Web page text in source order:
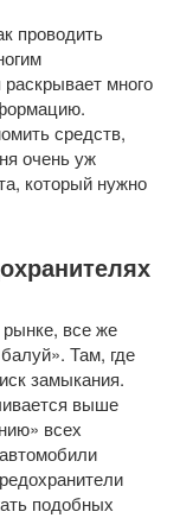
проводить
много
средств,
очень уж
который нужно
рынке, все же
Там, где
замыкания.
выше
всех
подобных